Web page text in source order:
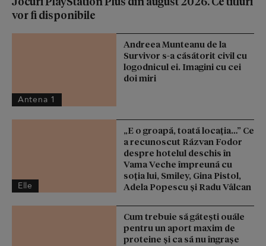
vor fi disponibile
Antena 1
Andreea Munteanu de la
Survivor s-a căsătorit civil cu
logodnicul ei. Imagini cu cei
doi miri
Elle
„E o groapă, toată locația…” Ce
a recunoscut Răzvan Fodor
despre hotelul deschis în
Vama Veche împreună cu
soția lui, Smiley, Gina Pistol,
Adela Popescu și Radu Vâlcan
Cum trebuie să gătești ouăle
pentru un aport maxim de
proteine și ca să nu îngrașe